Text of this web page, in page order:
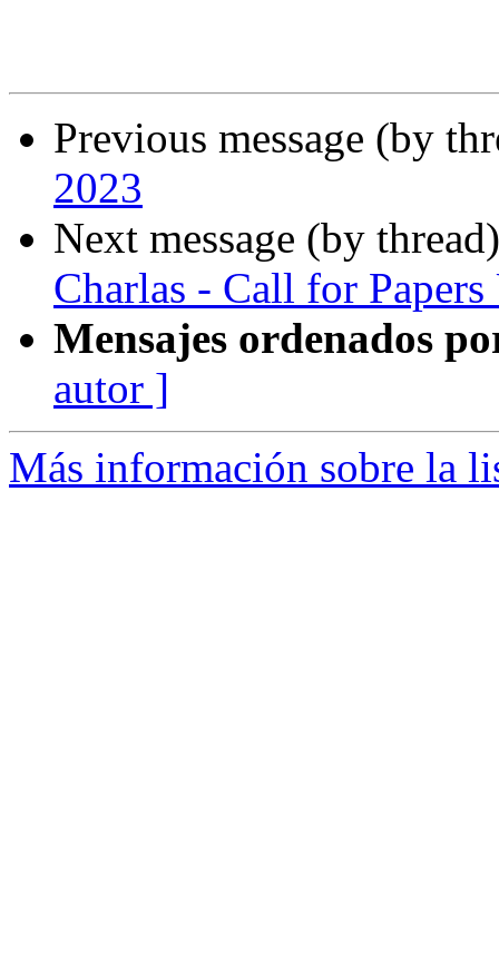
Previous message (by
2023
Next message (by
Charlas - Call for
Mensajes ordenados
autor ]
Más información sobre la